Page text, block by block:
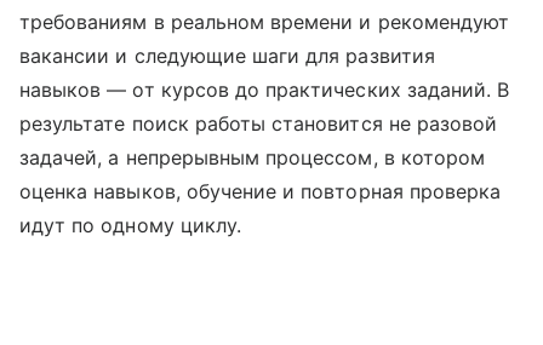
требованиям в реальном времени и рекомендуют
вакансии и следующие шаги для развития
навыков — от курсов до практических заданий. В
результате поиск работы становится не разовой
задачей, а непрерывным процессом, в котором
оценка навыков, обучение и повторная проверка
идут по одному циклу.